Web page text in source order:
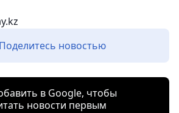
Поделитесь новостью
в Google, чтобы
новости первым